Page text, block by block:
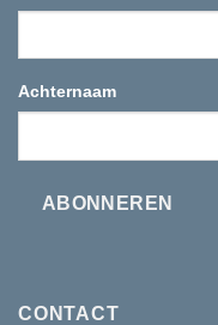
Achternaam
ABONNEREN
CONTACT